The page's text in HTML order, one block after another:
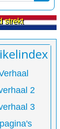
strekt
2
3